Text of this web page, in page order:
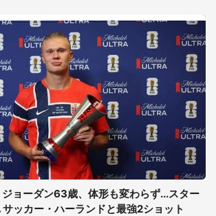
ョーダン63歳、体形も変わらず...スター
ッカー・ハーランドと最強2ショット